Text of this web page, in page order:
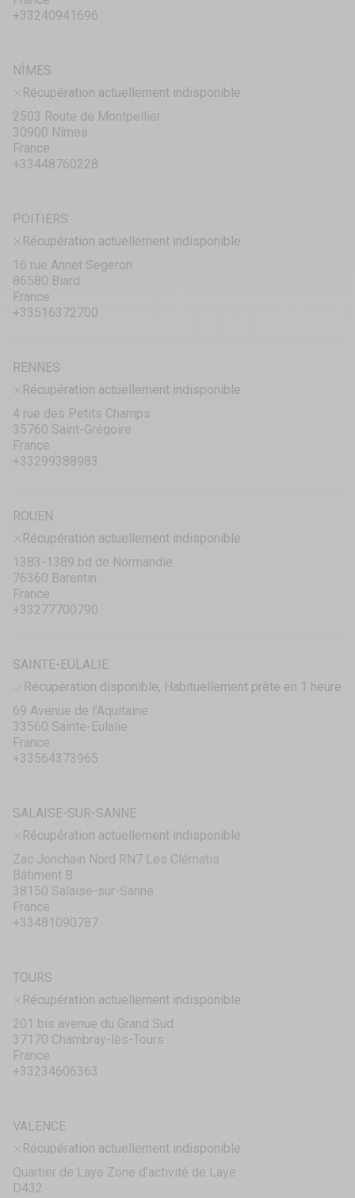
+33240941696
NÎMES
Récupération actuellement indisponible
2503 Route de Montpellier
30900 Nîmes
France
+33448760228
POITIERS
Récupération actuellement indisponible
16 rue Annet Segeron
86580 Biard
France
+33516372700
RENNES
Récupération actuellement indisponible
4 rue des Petits Champs
35760 Saint-Grégoire
France
+33299388983
ROUEN
Récupération actuellement indisponible
1383-1389 bd de Normandie
76360 Barentin
France
+33277700790
SAINTE-EULALIE
Récupération disponible, Habituellement prête en 1 heure
69 Avenue de l’Aquitaine
33560 Sainte-Eulalie
France
+33564373965
SALAISE-SUR-SANNE
Récupération actuellement indisponible
Zac Jonchain Nord RN7 Les Clématis
Bâtiment B
38150 Salaise-sur-Sanne
France
+33481090787
TOURS
Récupération actuellement indisponible
201 bis avenue du Grand Sud
37170 Chambray-lès-Tours
France
+33234606363
VALENCE
Récupération actuellement indisponible
Quartier de Laye Zone d'activité de Laye
D432